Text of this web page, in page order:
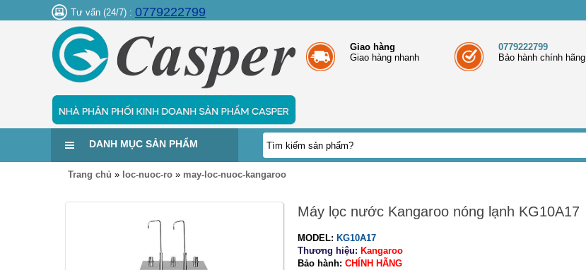
Tư vấn (24/7) : 0779222799
Giao hàng
Giao hàng nhanh
0779222799
Bảo hành chính hãng
DANH MỤC SẢN PHẨM
Trang chủ » loc-nuoc-ro » may-loc-nuoc-kangaroo
Máy lọc nước Kangaroo nóng lạnh KG10A17
MODEL: KG10A17
Thương hiệu: Kangaroo
Bảo hành: CHÍNH HÃNG